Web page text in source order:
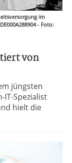
im
- Foto:
von
jüngsten
IT-Spezialist
hielt die